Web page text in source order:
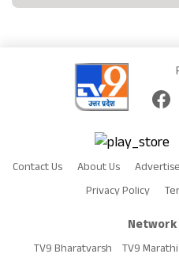
Contact Us About Us
Privacy Policy
TV9 Bharatvarsh TV9 Marathi